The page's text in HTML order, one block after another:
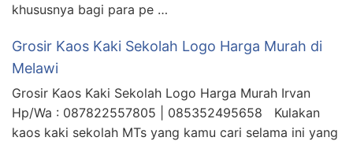
khususnya bagi para pe …
Grosir Kaos Kaki Sekolah Logo Harga Murah di
Melawi
Grosir Kaos Kaki Sekolah Logo Harga Murah Irvan
Hp/Wa : 087822557805 | 085352495658 Kulakan
kaos kaki sekolah MTs yang kamu cari selama ini yang